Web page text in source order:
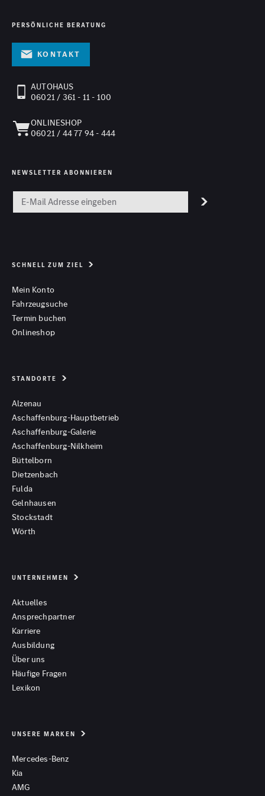
PERSÖNLICHE BERATUNG
Kontakt
AUTOHAUS
06021 / 361 - 11 - 100
ONLINESHOP
06021 / 44 77 94 - 444
NEWSLETTER ABONNIEREN
SCHNELL ZUM ZIEL
Mein Konto
Fahrzeugsuche
Termin buchen
Onlineshop
STANDORTE
Alzenau
Aschaffenburg-Hauptbetrieb
Aschaffenburg-Galerie
Aschaffenburg-Nilkheim
Büttelborn
Dietzenbach
Fulda
Gelnhausen
Stockstadt
Wörth
UNTERNEHMEN
Aktuelles
Ansprechpartner
Karriere
Ausbildung
Über uns
Häufige Fragen
Lexikon
UNSERE MARKEN
Mercedes-Benz
Kia
AMG